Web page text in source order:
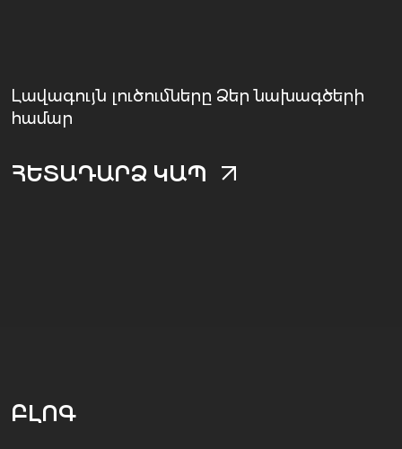
Լավագույն լուծումները Ձեր նախագծերի
համար
ՀԵՏԱԴԱՐՁ ԿԱՊ
ԲԼՈԳ